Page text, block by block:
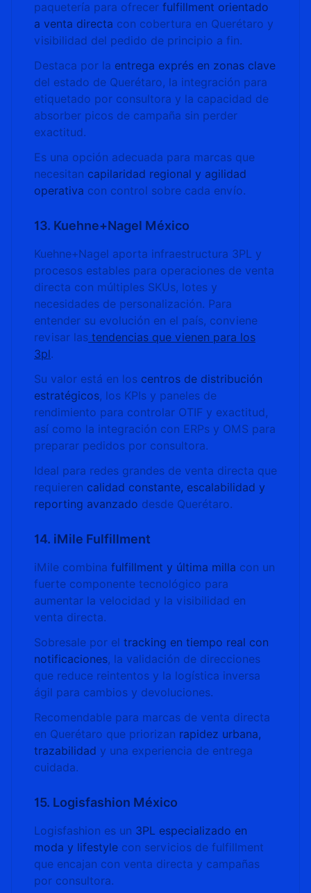
paquetería para ofrecer fulfillment orientado
a venta directa con cobertura en Querétaro y
visibilidad del pedido de principio a fin.
Destaca por la entrega exprés en zonas clave
del estado de Querétaro, la integración para
etiquetado por consultora y la capacidad de
absorber picos de campaña sin perder
exactitud.
Es una opción adecuada para marcas que
necesitan capilaridad regional y agilidad
operativa con control sobre cada envío.
13. Kuehne+Nagel México
Kuehne+Nagel aporta infraestructura 3PL y
procesos estables para operaciones de venta
directa con múltiples SKUs, lotes y
necesidades de personalización. Para
entender su evolución en el país, conviene
revisar las tendencias que vienen para los
3pl.
Su valor está en los centros de distribución
estratégicos, los KPIs y paneles de
rendimiento para controlar OTIF y exactitud,
así como la integración con ERPs y OMS para
preparar pedidos por consultora.
Ideal para redes grandes de venta directa que
requieren calidad constante, escalabilidad y
reporting avanzado desde Querétaro.
14. iMile Fulfillment
iMile combina fulfillment y última milla con un
fuerte componente tecnológico para
aumentar la velocidad y la visibilidad en
venta directa.
Sobresale por el tracking en tiempo real con
notificaciones, la validación de direcciones
que reduce reintentos y la logística inversa
ágil para cambios y devoluciones.
Recomendable para marcas de venta directa
en Querétaro que priorizan rapidez urbana,
trazabilidad y una experiencia de entrega
cuidada.
15. Logisfashion México
Logisfashion es un 3PL especializado en
moda y lifestyle con servicios de fulfillment
que encajan con venta directa y campañas
por consultora.